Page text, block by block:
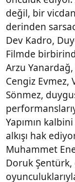
değil, bir
derinden
Dev Kadro,
Filmde
Arzu Yanardağ,
Cengiz Evmez,
Sönmez,
Yapımın
alkışı hak
Muhammet
Doruk